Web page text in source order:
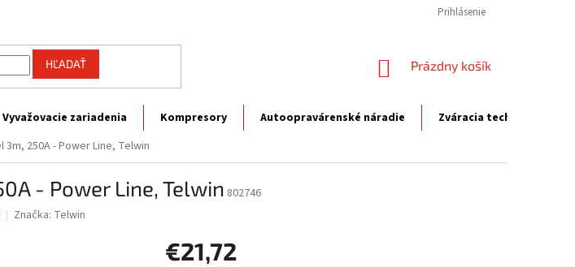
Prihlásenie
HĽADAŤ
NÁKUPNÝ
Prázdny košík
Vyvažovacie zariadenia Kompresory Autoopravárenské náradie Zváracia technika
250A - Power Line, Telwin
- Power Line, Telwin 802746
Značka: Telwin
€21,72